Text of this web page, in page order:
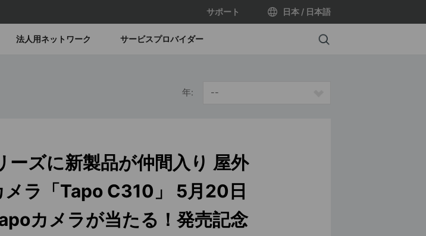
サポート 日本 / 日本語
法人用ネットワーク サービスプロバイダー Search
年: --
ーズに新製品が仲間入り 屋外
ラ「Tapo C310」 5月20日
カメラが当たる！発売記念